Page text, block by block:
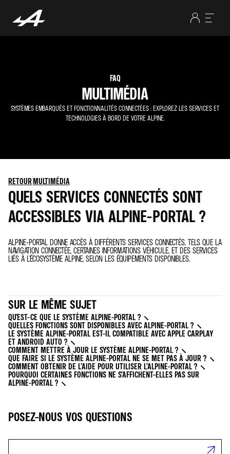
FAQ
MULTIMÉDIA
SYSTÈMES EMBARQUÉS ET FONCTIONNALITÉS CONNECTÉES : EXPLOREZ LES SERVICES ET
TECHNOLOGIES À BORD DE VOTRE ALPINE.
RETOURMULTIMÉDIA
QUELS SERVICES CONNECTÉS SONT
ACCESSIBLES VIA ALPINE-PORTAL ?
ALPINE-PORTAL DONNE ACCÈS À DIFFÉRENTS SERVICES CONNECTÉS, TELS QUE LA
NAVIGATION CONNECTÉE, CERTAINES INFORMATIONS VÉHICULE, ET DES SERVICES
LIÉS À L’ÉCOSYSTÈME ALPINE, SELON LES ÉQUIPEMENTS DISPONIBLES.
SUR LE MÊME SUJET
QU’EST-CE QUE LE SYSTÈME ALPINE-PORTAL ?
QUELLES FONCTIONS SONT DISPONIBLES AVEC ALPINE-PORTAL ?
LE SYSTÈME ALPINE-PORTAL EST-IL COMPATIBLE AVEC APPLE CARPLAY
ET ANDROID AUTO ?
COMMENT METTRE À JOUR LE SYSTÈME ALPINE-PORTAL ?
QUE FAIRE SI LE SYSTÈME ALPINE-PORTAL NE SE MET PAS À JOUR ?
COMMENT OBTENIR DE L’AIDE POUR UTILISER L’ALPINE-PORTAL ?
POURQUOI CERTAINES FONCTIONS NE S’AFFICHENT-ELLES PAS SUR
ALPINE-PORTAL ?
POSEZ-NOUS VOS QUESTIONS